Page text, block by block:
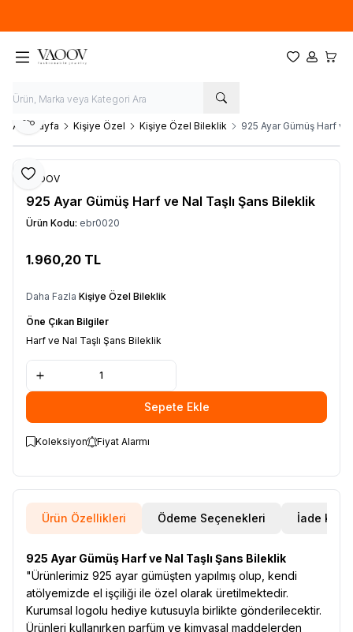
Favorilerim
Hesabım
Ana Sayfa Kişiye Özel Kişiye Özel Bileklik 925 Ayar Gümüş Harf
Favoriye Ekle
Paylaş
VAOOV
925 Ayar Gümüş Harf ve Nal Taşlı Şans Bileklik
Ürün Kodu: ebr0020
1.960,20 TL
Daha Fazla Kişiye Özel Bileklik
Öne Çıkan Bilgiler
Harf ve Nal Taşlı Şans Bileklik
Sepete Ekle
Koleksiyon Fiyat Alarmı
Ürün Özellikleri Ödeme Seçenekleri İade
925 Ayar Gümüş Harf ve Nal Taşlı Şans Bileklik
"Ürünlerimiz 925 ayar gümüşten yapılmış olup, kendi
atölyemizde el işçiliği ile özel olarak üretilmektedir.
Kurumsal logolu hediye kutusuyla birlikte gönderilecektir.
Ürünleri kullanırken parfüm ve kimyasal maddelerden